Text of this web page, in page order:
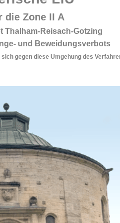
die Zone II A
Thalham-Reisach-Gotzing
und Beweidungsverbots
gegen diese Umgehung des